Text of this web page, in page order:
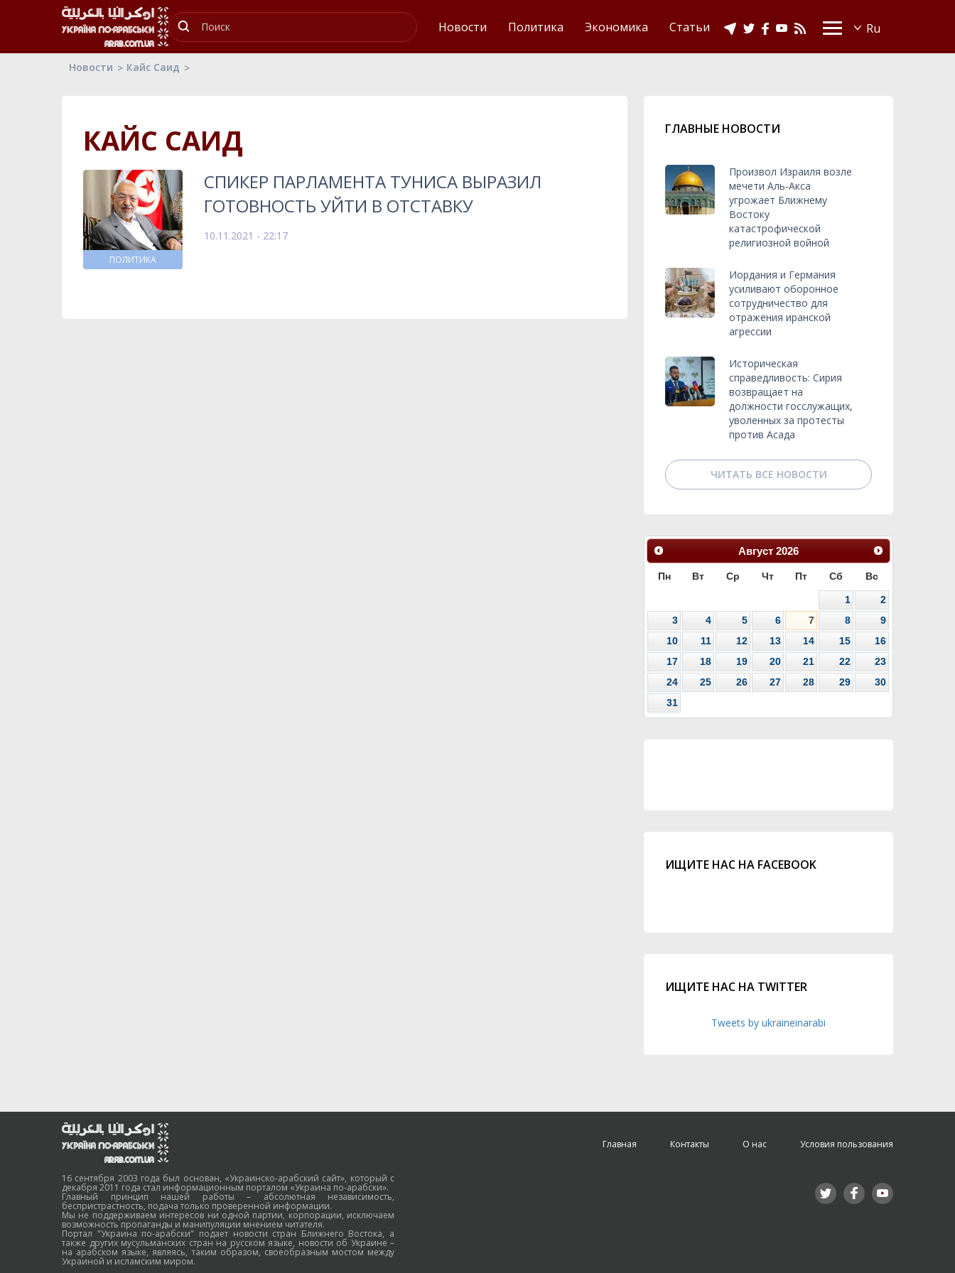
Новости Политика Экономика Статьи
Новости Кайс Саид
КАЙС САИД
ПОЛИТИКА
СПИКЕР ПАРЛАМЕНТА ТУНИСА ВЫРАЗИЛ
ГОТОВНОСТЬ УЙТИ В ОТСТАВКУ
10.11.2021 - 22:17
ГЛАВНЫЕ НОВОСТИ
Произвол Израиля возле
мечети Аль-Акса
угрожает Ближнему
Востоку
катастрофической
религиозной войной
Иордания и Германия
усиливают оборонное
сотрудничество для
отражения иранской
агрессии
Историческая
справедливость: Сирия
возвращает на
должности госслужащих,
уволенных за протесты
против Асада
ЧИТАТЬ ВСЕ НОВОСТИ
Август 2026
Пн Вт Ср Чт Пт Сб Вс
1
2
3
4 5 6 7 8
9
10
11 12 13 14 15
16
17
18 19 20 21 22
23
24
25 26 27 28 29
30
31
ИЩИТЕ НАС НА FACEBOOK
ИЩИТЕ НАС НА TWITTER
Tweets by ukraineinarabi
16 сентября 2003 года был основан, «Украинско-арабский сайт», который с
декабря 2011 года стал информационным порталом «Украина по-арабски».
Главный принцип нашей работы – абсолютная независимость,
беспристрастность, подача только проверенной информации.
Мы не поддерживаем интересов ни одной партии, корпорации, исключаем
возможность пропаганды и манипуляции мнением читателя.
Портал "Украина по-арабски" подает новости стран Ближнего Востока, а
также других мусульманских стран на русском языке, новости об Украине –
на арабском языке, являясь, таким образом, своеобразным мостом между
Украиной и исламским миром.
Главная Контакты О нас Условия пользования